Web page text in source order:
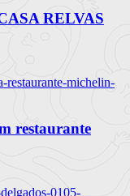
RELVAS
restaurante-michelin-
restaurante
0105-